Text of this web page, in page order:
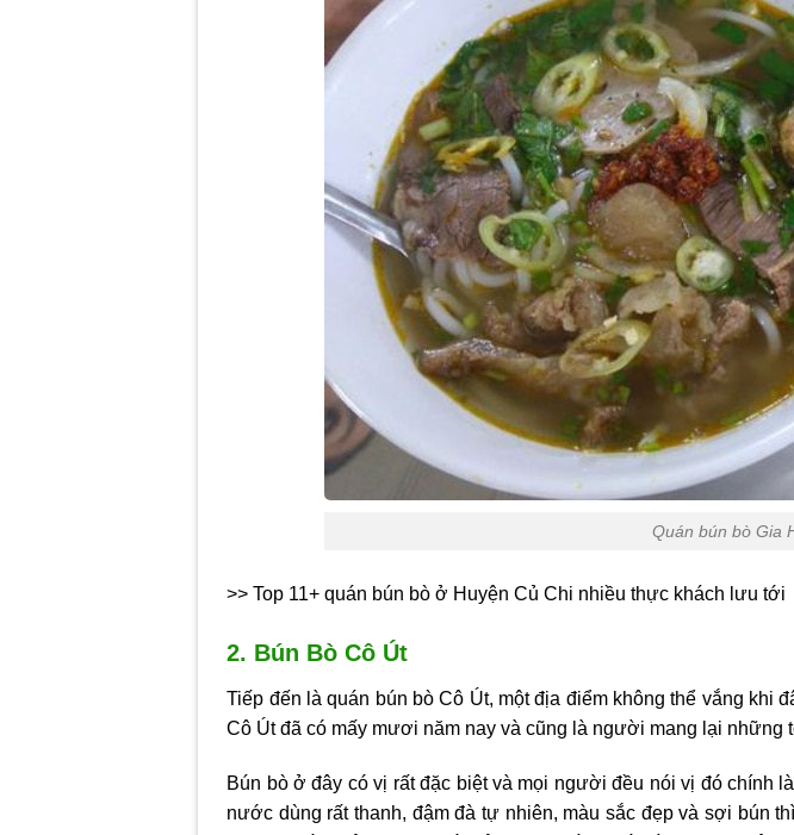
Quán bún bò Gia
>> Top 11+ quán bún bò ở Huyện Củ Chi nhiều thực khách lưu tới
2. Bún Bò Cô Út
Tiếp đến là quán bún bò Cô Út, một địa điểm không thể vắng khi
Cô Út đã có mấy mươi năm nay và cũng là người mang lại những
Bún bò ở đây có vị rất đặc biệt và mọi người đều nói vị đó chính
nước dùng rất thanh, đậm đà tự nhiên, màu sắc đẹp và sợi bún